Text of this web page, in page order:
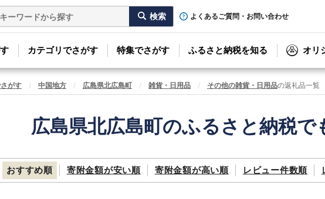
よくあるご質問・お問い合わせ
カテゴリでさがす 特集でさがす ふるさと納税を知る オリ
がす 中国地方 広島県北広島町 雑貨・日用品 その他の雑貨・日用品の返礼品一覧
広島県北広島町のふるさと納税
おすすめ順 寄附金額が安い順 寄附金額が高い順 レビュー件数順